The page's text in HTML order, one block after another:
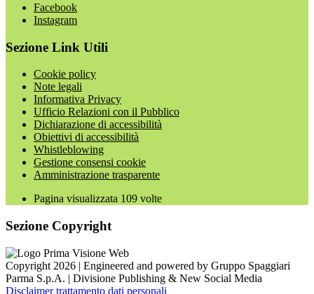
Facebook
Instagram
Sezione Link Utili
Cookie policy
Note legali
Informativa Privacy
Ufficio Relazioni con il Pubblico
Dichiarazione di accessibilità
Obiettivi di accessibilità
Whistleblowing
Gestione consensi cookie
Amministrazione trasparente
Pagina visualizzata 109 volte
Sezione Copyright
Copyright 2026 | Engineered and powered by Gruppo Spaggiari
Parma S.p.A. | Divisione Publishing & New Social Media
Disclaimer trattamento dati personali